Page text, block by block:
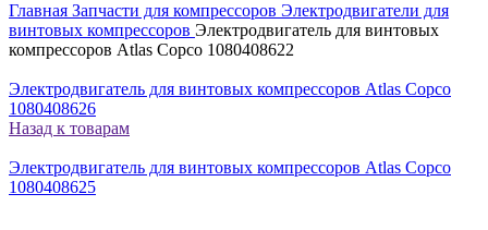
Главная Запчасти для компрессоров Электродвигатели для
винтовых компрессоров Электродвигатель для винтовых
компрессоров Atlas Copco 1080408622
Электродвигатель для винтовых компрессоров Atlas Copco
1080408626
Назад к товарам
Электродвигатель для винтовых компрессоров Atlas Copco
1080408625